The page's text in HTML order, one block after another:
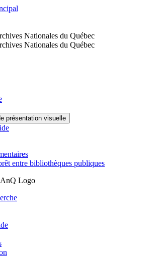
présentation visuelle
entre bibliothèques publiques